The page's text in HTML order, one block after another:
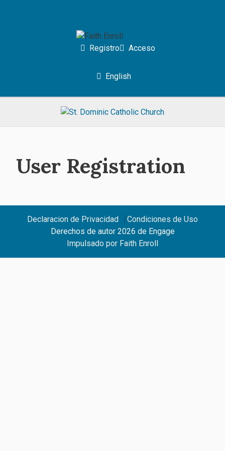
Registro Acceso
English
User Registration
Declaracion de Privacidad
Condiciones de Uso
Derechos de autor 2026 de Engage
Impulsado por Faith Enroll